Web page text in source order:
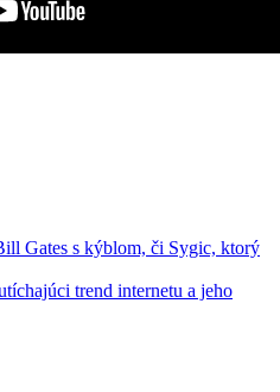
Gates s kýblom, či Sygic, ktorý
trend internetu a jeho